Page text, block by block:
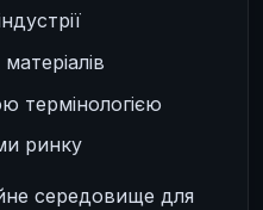
термінологією
ринку
середовище для